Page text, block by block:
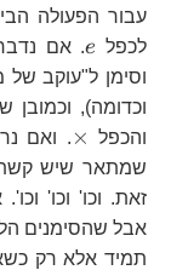
עבור הפעולה
לכפל e. אם
וסימן ל"עוקב
וכדומה),
והכפל × . ואם
שמתאר שיש קשת
זאת. וכו' וכו'
אבל שהסימנים
תמיד אלא רק